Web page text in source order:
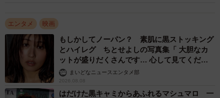
治を奮い立たせ、貪欲さを与える。恩返しはまだまだ続き
そうだ。「ありがたいことに僕と子供たちは良好な関係に
あり、助けられることばかり。彼らは僕の人生になくては
ならない存在です。子供たちと出会わなかったら今の自分
はないだろうし、この子たちと会うために俺自身も生まれ
てきたのか!?と思う時すらあるくらいです」と愛しさは止
エンタメ 映画
もしかしてノーパン？ 素肌に黒ストッキング
とハイレグ ちとせよしの写真集「 大胆なカ
ットが盛りだくさんです… 心して見てくださ
い」まいどなニュースエンタメ部
2026.08.08
はだけた黒キャミからあふれるマシュマロ 一